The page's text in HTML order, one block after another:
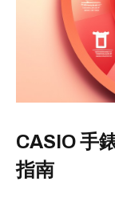
CASIO 手
指南